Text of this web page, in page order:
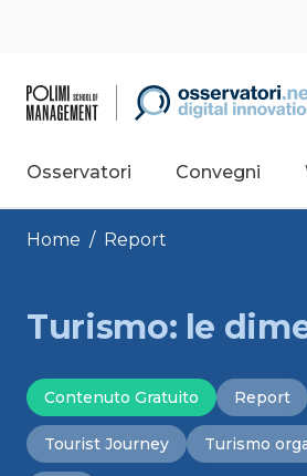
Osservatori Convegni
Home / Report
Turismo: le
Contenuto Gratuito Report
Tourist Journey Turismo